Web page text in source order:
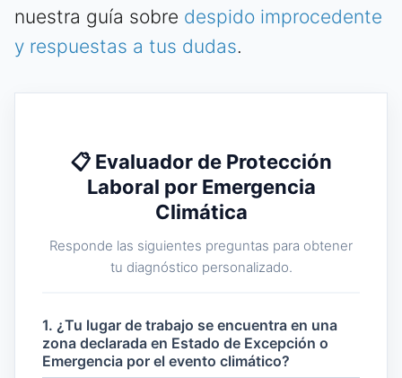
nuestra guía sobre despido improcedente
y respuestas a tus dudas.
📋 Evaluador de Protección
Laboral por Emergencia
Climática
Responde las siguientes preguntas para obtener
tu diagnóstico personalizado.
1. ¿Tu lugar de trabajo se encuentra en una
zona declarada en Estado de Excepción o
Emergencia por el evento climático?